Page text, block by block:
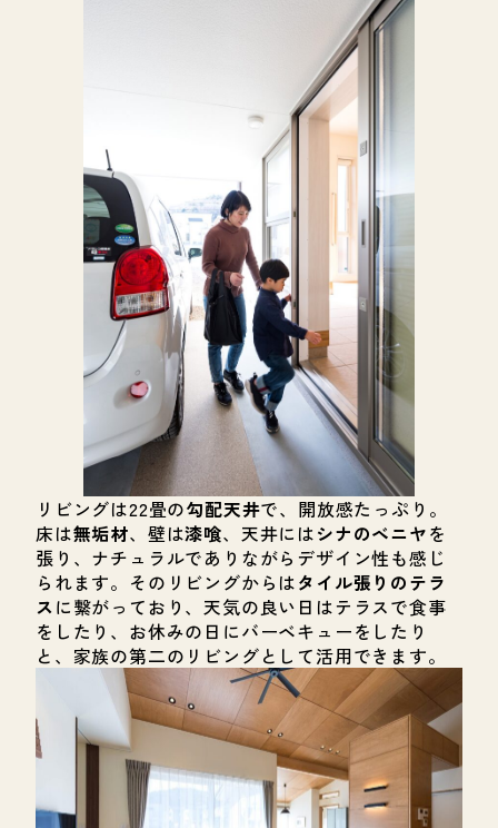
リビングは22畳の勾配天井で、開放感たっぷり。
床は無垢材、壁は漆喰、天井にはシナのベニヤを
張り、ナチュラルでありながらデザイン性も感じ
られます。そのリビングからはタイル張りのテラ
スに繋がっており、天気の良い日はテラスで食事
をしたり、お休みの日にバーベキューをしたり
と、家族の第二のリビングとして活用できます。